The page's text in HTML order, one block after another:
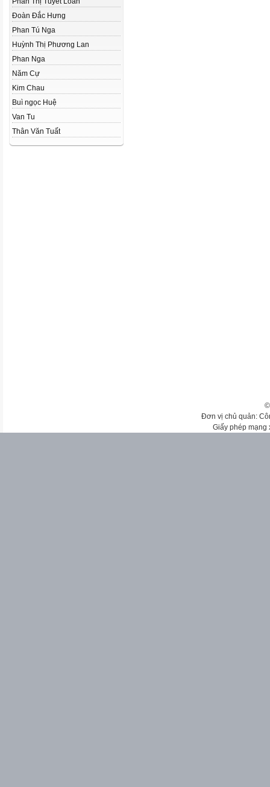
Đoàn Đắc Hưng
Phan Tú Nga
Huỳnh Thị Phương Lan
Phan Nga
Năm Cự
Kim Chau
Buì ngọc Huệ
Van Tu
Thân Văn Tuất
Đơn vị chủ quản:
Giấy phép mạng